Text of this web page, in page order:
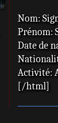
Nom:
Prénom:
Date de
Activité:
[/html]